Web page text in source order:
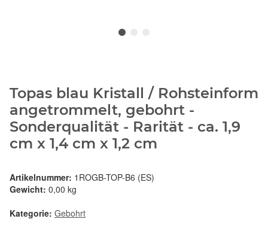
Topas blau Kristall / Rohsteinform
angetrommelt, gebohrt -
Sonderqualität - Rarität - ca. 1,9
cm x 1,4 cm x 1,2 cm
Artikelnummer: 1ROGB-TOP-B6 (ES)
Gewicht: 0,00 kg
Kategorie: Gebohrt